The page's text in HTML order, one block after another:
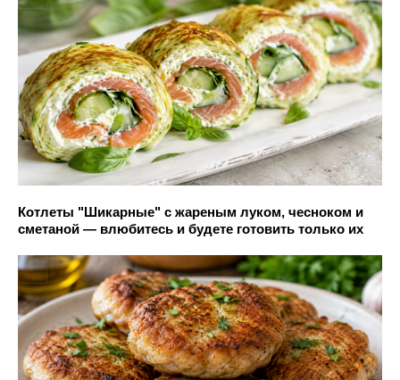
Котлеты "Шикарные" с жареным луком, чесноком и
сметаной — влюбитесь и будете готовить только их